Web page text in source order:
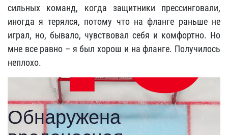
сильных команд, когда защитники прессинговали,
иногда я терялся, потому что на фланге раньше не
играл, но, бывало, чувствовал себя и комфортно. Но
мне все равно – я был хорош и на фланге. Получилось
неплохо.